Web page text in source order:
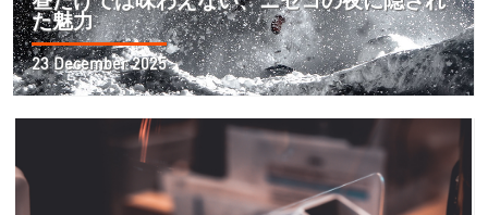
た魅力
23 December 2025